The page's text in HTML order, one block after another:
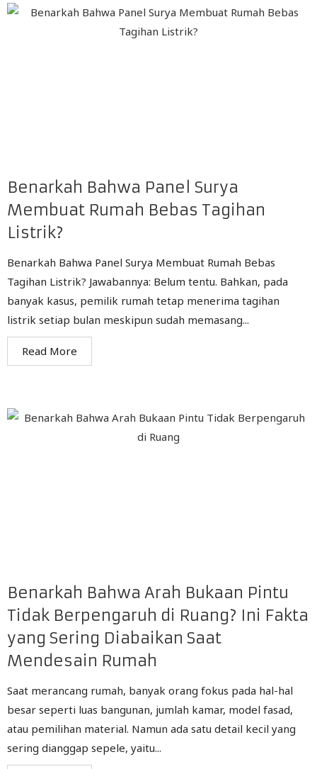
Benarkah Bahwa Panel Surya
Membuat Rumah Bebas Tagihan
Listrik?
Benarkah Bahwa Panel Surya Membuat Rumah Bebas
Tagihan Listrik? Jawabannya: Belum tentu. Bahkan, pada
banyak kasus, pemilik rumah tetap menerima tagihan
listrik setiap bulan meskipun sudah memasang...
Read More
Benarkah Bahwa Arah Bukaan Pintu
Tidak Berpengaruh di Ruang? Ini Fakta
yang Sering Diabaikan Saat
Mendesain Rumah
Saat merancang rumah, banyak orang fokus pada hal-hal
besar seperti luas bangunan, jumlah kamar, model fasad,
atau pemilihan material. Namun ada satu detail kecil yang
sering dianggap sepele, yaitu...